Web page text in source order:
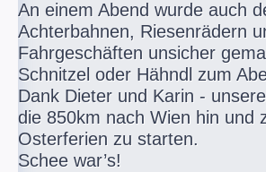
An einem Abend wurde auch
Achterbahnen, Riesenrädern
Fahrgeschäften unsicher
Schnitzel oder Hähndl zum
Dank Dieter und Karin -
die 850km nach Wien hin und
Osterferien zu starten.
Schee war’s!